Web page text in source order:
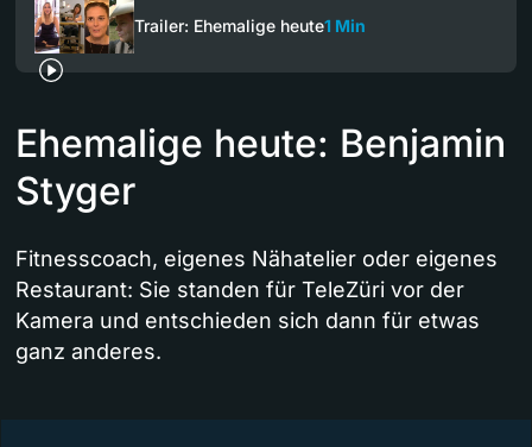
Trailer: Ehemalige heute1 Min
Ehemalige heute: Benjamin
Styger
Fitnesscoach, eigenes Nähatelier oder eigenes
Restaurant: Sie standen für TeleZüri vor der
Kamera und entschieden sich dann für etwas
ganz anderes.